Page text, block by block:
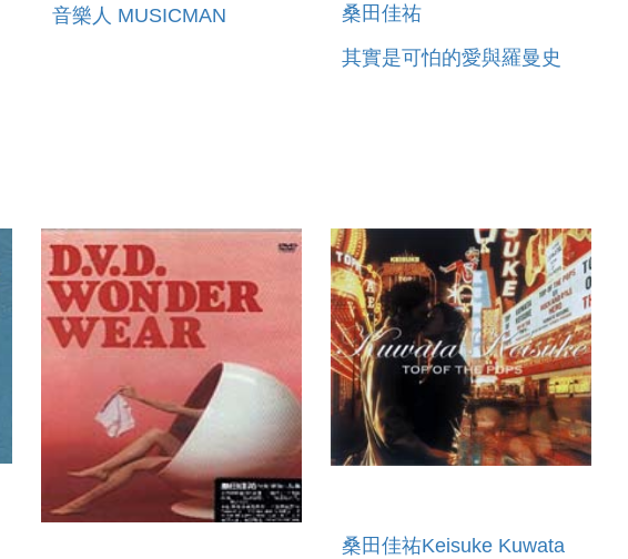
音樂人 MUSICMAN
桑田佳祐
其實是可怕的愛與羅曼史
桑田佳祐Keisuke Kuwata